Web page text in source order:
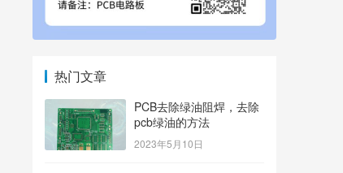
热门文章
PCB去除绿油阻焊，去除
pcb绿油的方法
2023年5月10日